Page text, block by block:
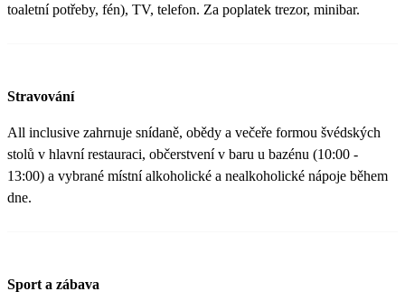
toaletní potřeby, fén), TV, telefon. Za poplatek trezor, minibar.
Stravování
All inclusive zahrnuje snídaně, obědy a večeře formou švédských
stolů v hlavní restauraci, občerstvení v baru u bazénu (10:00 -
13:00) a vybrané místní alkoholické a nealkoholické nápoje během
dne.
Sport a zábava